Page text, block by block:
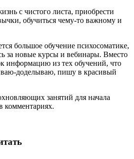
с чистого листа, приобрести
обучиться чему-то важному и
большое обучение психосоматике,
за новые курсы и вебинары. Вместо
информацию из тех обучений, что
доделываю, пишу в красивый
занятий для начала
комментариях.